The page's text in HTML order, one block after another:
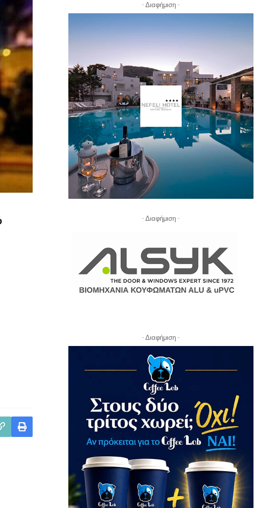
- Διαφήμιση -
- Διαφήμιση -
- Διαφήμιση -